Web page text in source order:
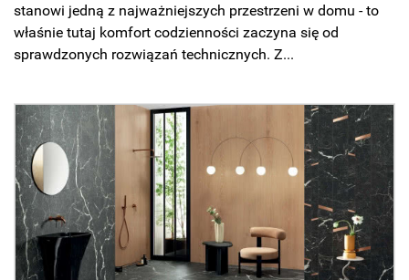
stanowi jedną z najważniejszych przestrzeni w domu - to
właśnie tutaj komfort codzienności zaczyna się od
sprawdzonych rozwiązań technicznych. Z...